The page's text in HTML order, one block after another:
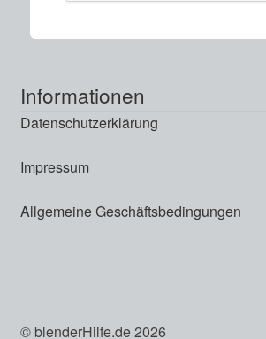
Informationen
Datenschutzerklärung
Impressum
Allgemeine Geschäftsbedingungen
© blenderHilfe.de 2026